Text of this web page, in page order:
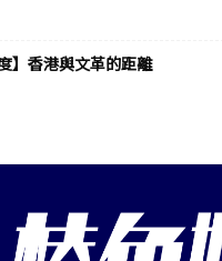
】香港與文革的距離